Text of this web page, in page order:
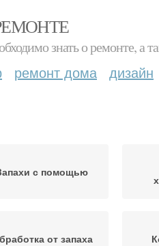
знать о ремонте,
ремонт дома дизайн
с помощью
от запаха